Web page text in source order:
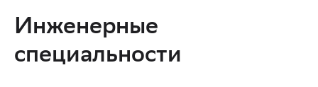
Инженерные
специальности